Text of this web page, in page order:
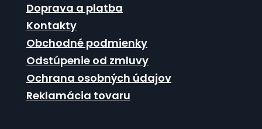
Doprava a platba
Kontakty
Obchodné podmienky
Odstúpenie od zmluvy
Ochrana osobných údajov
Reklamácia tovaru